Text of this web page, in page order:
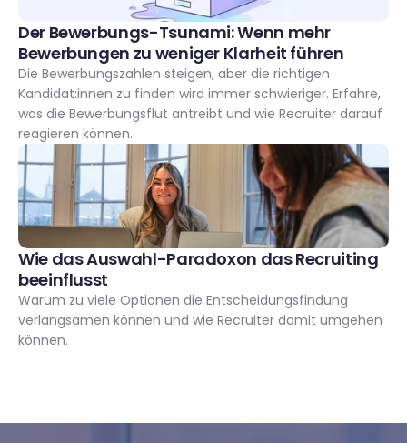
Der Bewerbungs-Tsunami: Wenn mehr
Bewerbungen zu weniger Klarheit führen
Die Bewerbungszahlen steigen, aber die richtigen
Kandidat:innen zu finden wird immer schwieriger. Erfahre,
was die Bewerbungsflut antreibt und wie Recruiter darauf
reagieren können.
Wie das Auswahl-Paradoxon das Recruiting
beeinflusst
Warum zu viele Optionen die Entscheidungsfindung
verlangsamen können und wie Recruiter damit umgehen
können.